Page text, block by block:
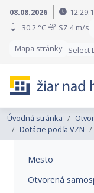
Preskočiť na obsah
Preskočiť na hlavné
08.08.2026
30.2 °C
SZ 4 m/s
Mapa stránky
Select
Úvodná stránka
Dotácie podľa VZN
Mesto
Otvorená